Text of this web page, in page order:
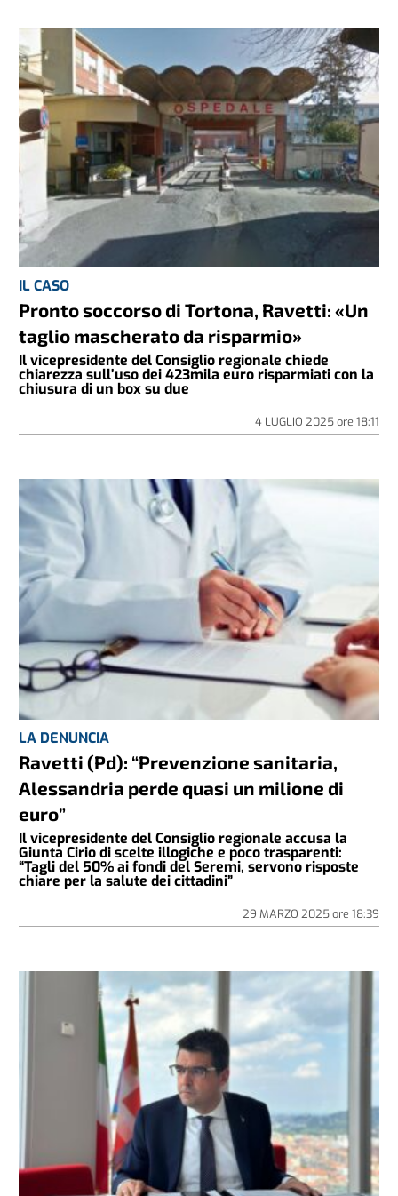
IL CASO
Pronto soccorso di Tortona, Ravetti: «Un
taglio mascherato da risparmio»
Il vicepresidente del Consiglio regionale chiede
chiarezza sull’uso dei 423mila euro risparmiati con la
chiusura di un box su due
4 LUGLIO 2025ore 18:11
LA DENUNCIA
Ravetti (Pd): “Prevenzione sanitaria,
Alessandria perde quasi un milione di
euro”
Il vicepresidente del Consiglio regionale accusa la
Giunta Cirio di scelte illogiche e poco trasparenti:
“Tagli del 50% ai fondi del Seremi, servono risposte
chiare per la salute dei cittadini”
29 MARZO 2025ore 18:39